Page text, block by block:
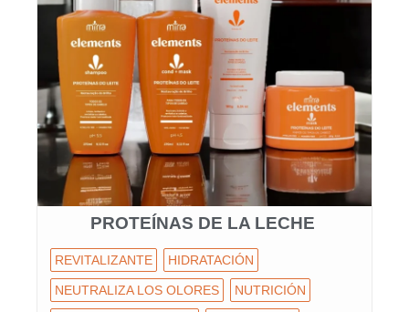
PROTEÍNAS DE LA LECHE
REVITALIZANTE HIDRATACIÓN
NEUTRALIZA LOS OLORES NUTRICIÓN